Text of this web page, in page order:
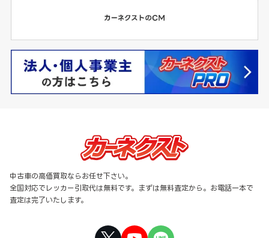
中古車の高価買取ならお任せ下さい。
全国対応でレッカー引取代は無料です。まずは無料査定から。お電話一本で
査定は完了いたします。